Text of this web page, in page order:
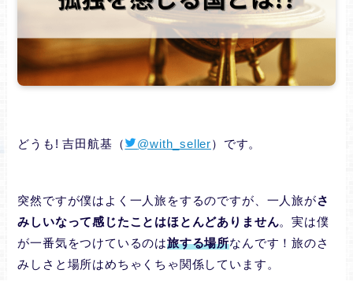
どうも! 吉田航基（ @with_seller）です。
突然ですが僕はよく一人旅をするのですが、一人旅がさ
みしいなって感じたことはほとんどありません。実は僕
が一番気をつけているのは旅する場所なんです！旅のさ
みしさと場所はめちゃくちゃ関係しています。